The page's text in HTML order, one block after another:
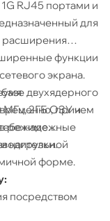
RJ45 портами и
для
расширения
функции
экрана.
двухядерного
МГц, 2ГБ ОЗУ и
надежные
форме.
причем
режиме
нагрузки.
посредством